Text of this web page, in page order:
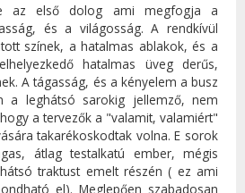
az első dolog ami megfogja a
és a világosság. A rendkívül
színek, a hatalmas ablakok, és a
hatalmas üveg derűs,
A tágasság, és a kényelem a busz
a leghátsó sarokig jellemző, nem
a tervezők a "valamit, valamiért"
takarékoskodtak volna. E sorok
átlag testalkatú ember, mégis
traktust emelt részén ( ez ami
el). Meglepően szabadosan